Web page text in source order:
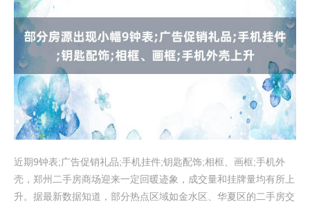
近期9钟表;广告促销礼品;手机挂件;钥匙配饰;相框、画框;手机外
壳，郑州二手房商场迎来一定回暖迹象，成交量和挂牌量均有所上
升。据最新数据知道，部分热点区域如金水区、华夏区的二手房交